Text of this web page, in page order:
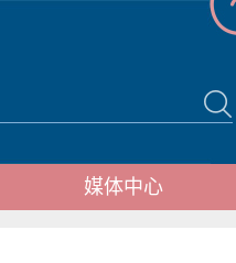
媒体中心